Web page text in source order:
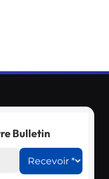
Bulletin